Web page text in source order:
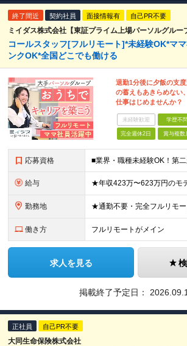
終了間近 契約社員 面接情報有 自己PR不要
ミイダス株式会社【東証プライム上場パーソルグルー
コールスタッフ[フルリモート]*未経験OK*マ
ンクOK*全国どこでも働ける
退勤1分後に夕飯の支
の蓄えもあきらめない
仕事はじめませんか？
未経験歓迎 学歴不問
完全週休2日 賞与複数
応募資格
給与
勤務地
働き方 フルリモートがメイン
求人を見る
掲載終了予定日：
正社員 自己PR不要
大同生命保険株式会社